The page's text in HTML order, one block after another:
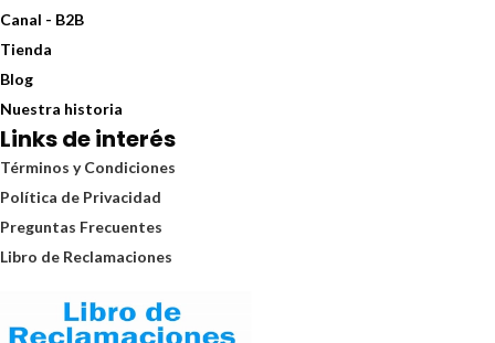
Canal - B2B
Tienda
Blog
Nuestra historia
Links de interés
Términos y Condiciones
Política de Privacidad
Preguntas Frecuentes
Libro de Reclamaciones